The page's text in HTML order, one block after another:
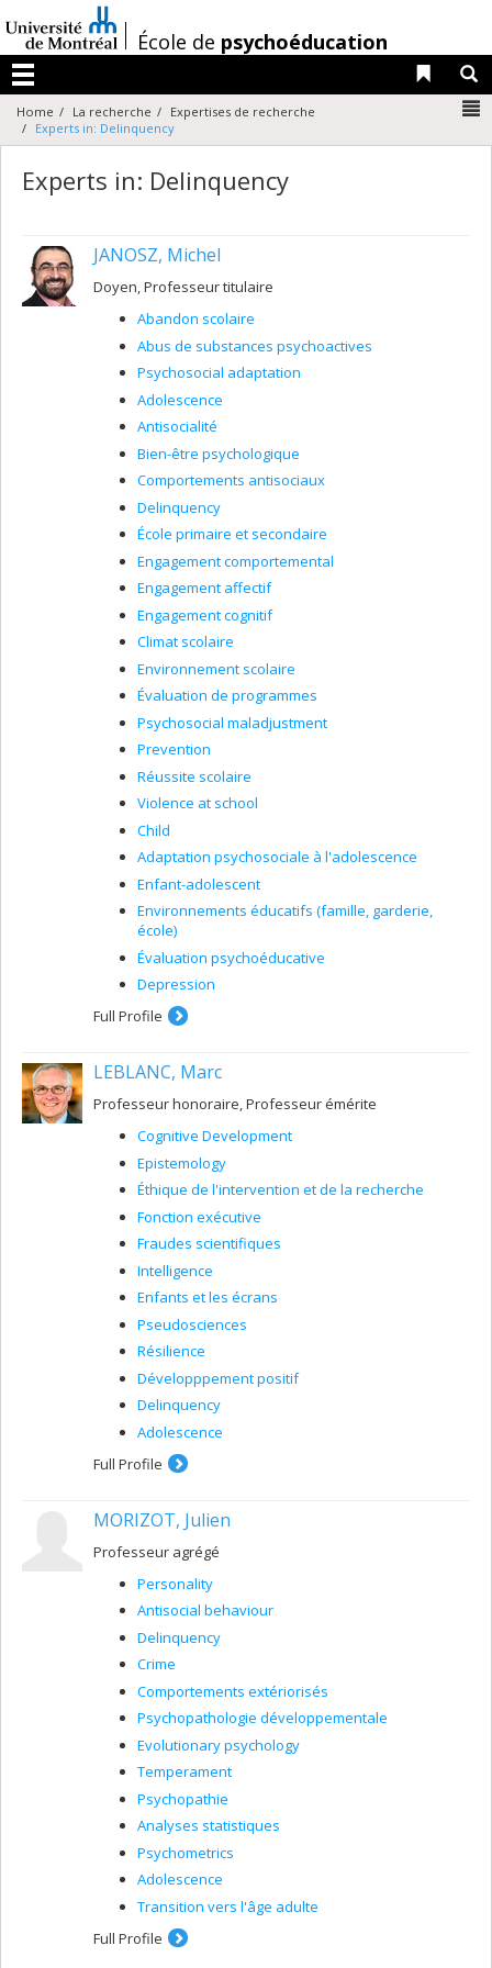
au
contenu
/École de psychoéducation
Menu
Liens
Home La recherche
Expertises de recherche
Experts in: Delinquency
Experts in: Delinquency
JANOSZ, Michel
Doyen, Professeur titulaire
Abandon scolaire
Abus de substances psychoactives
Psychosocial adaptation
Adolescence
Antisocialité
Bien-être psychologique
Comportements antisociaux
Delinquency
École primaire et secondaire
Engagement comportemental
Engagement affectif
Engagement cognitif
Climat scolaire
Environnement scolaire
Évaluation de programmes
Psychosocial maladjustment
Prevention
Réussite scolaire
Violence at school
Child
Adaptation psychosociale à l'adolescence
Enfant-adolescent
Environnements éducatifs (famille, garderie,
école)
Évaluation psychoéducative
Depression
Full Profile
LEBLANC, Marc
Professeur honoraire, Professeur émérite
Cognitive Development
Epistemology
Éthique de l'intervention et de la recherche
Fonction exécutive
Fraudes scientifiques
Intelligence
Enfants et les écrans
Pseudosciences
Résilience
Développpement positif
Delinquency
Adolescence
Full Profile
MORIZOT, Julien
Professeur agrégé
Personality
Antisocial behaviour
Delinquency
Crime
Comportements extériorisés
Psychopathologie développementale
Evolutionary psychology
Temperament
Psychopathie
Analyses statistiques
Psychometrics
Adolescence
Transition vers l'âge adulte
Full Profile